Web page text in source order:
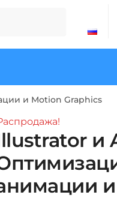
и Motion Graphics
и